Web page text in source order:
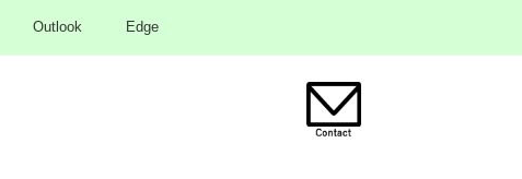
Outlook Edge